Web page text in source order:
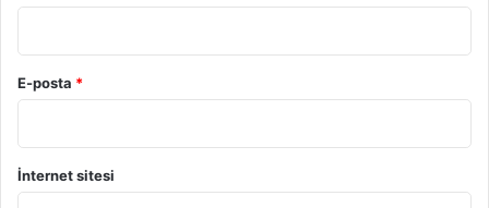
E-posta *
İnternet sitesi